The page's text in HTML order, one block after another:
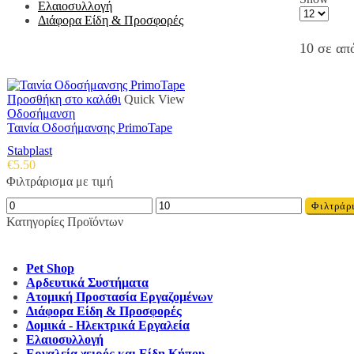
Ελαιοσυλλογή
Διάφορα Είδη & Προσφορές
Products
page
10 σε
Προσθήκη στο καλάθι Quick View
Οδοσήμανση
Ταινία Οδοσήμανσης PrimoTape
Stabplast
€5.50
Φιλτράρισμα με τιμή
Ελάχιστη
τιμή
Μέγιστη
τιμή
Κατηγορίες Προϊόντων
Pet Shop
Αρδευτικά Συστήματα
Ατομική Προστασία Εργαζομένων
Διάφορα Είδη & Προσφορές
Δομικά - Ηλεκτρικά Εργαλεία
Ελαιοσυλλογή